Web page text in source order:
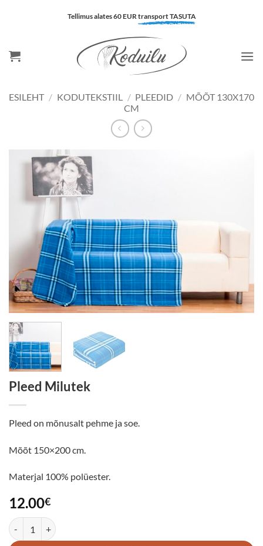
Tellimus alates 60 EUR transport TASUTA
ESILEHT / KODUTEKSTIIL / PLEEDID / MÕÕT 130X170
CM
Pleed Milutek
Pleed on mõnusalt pehme ja soe.
Mõõt 150×200 cm.
Materjal 100% polüester.
12.00€
Pleed Milutek kogus